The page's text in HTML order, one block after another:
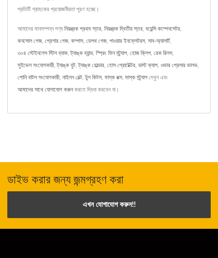
প্রতিটি গ্রাহকের প্রয়োজনীয়তা পূরণ হচ্ছে।
আমাদের মানসম্পন্ন পণ্য নিয়ন্ত্রক প্রথম স্তর নিয়ন্ত্রক দ্বিতীয় স্তর বয়েন্সি কম্পেনসেটর
কনসোল গেজ, প্রেশার গেজ, কম্পাস ডেপথ গেজ, পাওয়ার ইনফ্লেটরস সাব-অ্যালার্ট
৩০৪ স্টেইনলেস স্টিল ব্যাক ,ট্যাঙ্ক ব্যান্ড, স্প্রিং ফিন স্ট্র্যাপ হোজ ক্লিপ রেক রিলস
সুইভেল সংযোগকারী ,ট্যাঙ্ক বুট ,ট্যাঙ্ক হোল্ডার হোস প্রোটেক্টর ডাস্ট ক্যাপ ওভার প্রেসার ভালভ
পোনি বাটল সংযোগকারী নাইলন বেল্ট ,টুল কিটস মাস্ক বক্স মাস্ক স্ট্র্যাপ দেখুন এবং
আমাদের সাথে যোগাযোগ করুনকরতে দ্বিধা করবেন না।
ডাইভ করার জন্য জন্মগ্রহণ করা
এখন যোগাযোগ করুন!!